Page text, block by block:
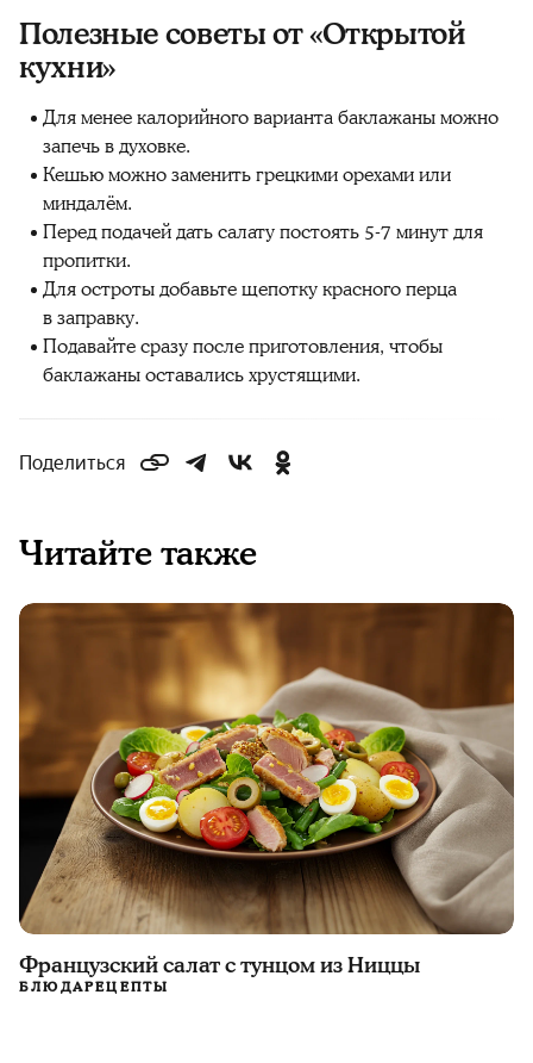
Полезные советы от «Открытой
кухни»
Для менее калорийного варианта баклажаны можно
запечь в духовке.
Кешью можно заменить грецкими орехами или
миндалём.
Перед подачей дать салату постоять 5-7 минут для
пропитки.
Для остроты добавьте щепотку красного перца
в заправку.
Подавайте сразу после приготовления, чтобы
баклажаны оставались хрустящими.
Поделиться
Читайте также
Французский салат с тунцом из Ниццы
БЛЮДАРЕЦЕПТЫ